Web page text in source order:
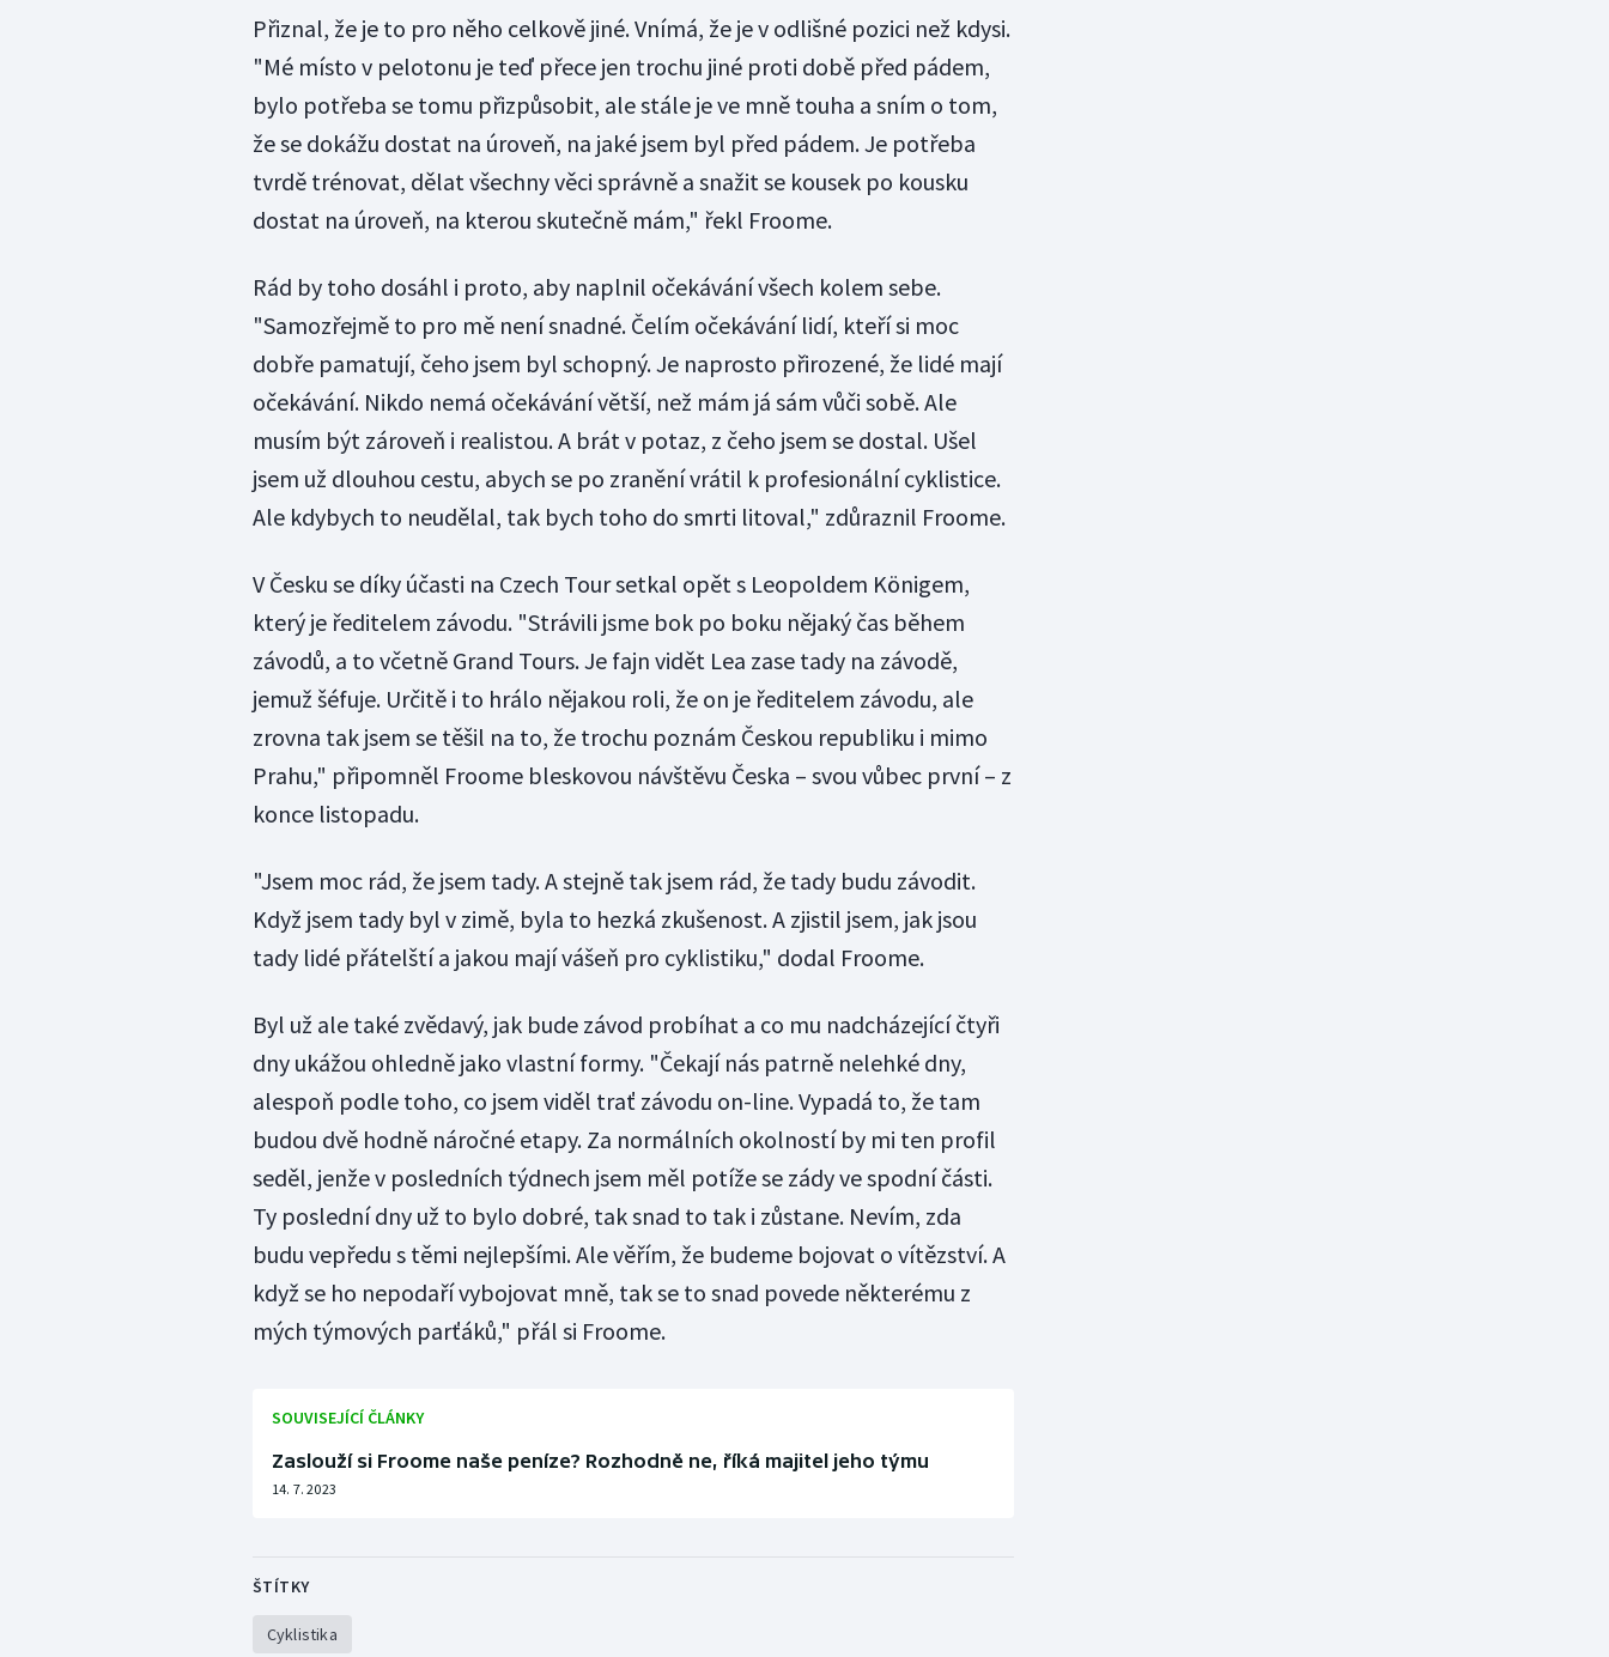
Přiznal, že je to pro něho celkově jiné. Vnímá, že je v odlišné pozici než kdysi.
"Mé místo v pelotonu je teď přece jen trochu jiné proti době před pádem,
bylo potřeba se tomu přizpůsobit, ale stále je ve mně touha a sním o tom,
že se dokážu dostat na úroveň, na jaké jsem byl před pádem. Je potřeba
tvrdě trénovat, dělat všechny věci správně a snažit se kousek po kousku
dostat na úroveň, na kterou skutečně mám," řekl Froome.
Rád by toho dosáhl i proto, aby naplnil očekávání všech kolem sebe.
"Samozřejmě to pro mě není snadné. Čelím očekávání lidí, kteří si moc
dobře pamatují, čeho jsem byl schopný. Je naprosto přirozené, že lidé mají
očekávání. Nikdo nemá očekávání větší, než mám já sám vůči sobě. Ale
musím být zároveň i realistou. A brát v potaz, z čeho jsem se dostal. Ušel
jsem už dlouhou cestu, abych se po zranění vrátil k profesionální cyklistice.
Ale kdybych to neudělal, tak bych toho do smrti litoval," zdůraznil Froome.
V Česku se díky účasti na Czech Tour setkal opět s Leopoldem Königem,
který je ředitelem závodu. "Strávili jsme bok po boku nějaký čas během
závodů, a to včetně Grand Tours. Je fajn vidět Lea zase tady na závodě,
jemuž šéfuje. Určitě i to hrálo nějakou roli, že on je ředitelem závodu, ale
zrovna tak jsem se těšil na to, že trochu poznám Českou republiku i mimo
Prahu," připomněl Froome bleskovou návštěvu Česka – svou vůbec první – z
konce listopadu.
"Jsem moc rád, že jsem tady. A stejně tak jsem rád, že tady budu závodit.
Když jsem tady byl v zimě, byla to hezká zkušenost. A zjistil jsem, jak jsou
tady lidé přátelští a jakou mají vášeň pro cyklistiku," dodal Froome.
Byl už ale také zvědavý, jak bude závod probíhat a co mu nadcházející čtyři
dny ukážou ohledně jako vlastní formy. "Čekají nás patrně nelehké dny,
alespoň podle toho, co jsem viděl trať závodu on-line. Vypadá to, že tam
budou dvě hodně náročné etapy. Za normálních okolností by mi ten profil
seděl, jenže v posledních týdnech jsem měl potíže se zády ve spodní části.
Ty poslední dny už to bylo dobré, tak snad to tak i zůstane. Nevím, zda
budu vepředu s těmi nejlepšími. Ale věřím, že budeme bojovat o vítězství. A
když se ho nepodaří vybojovat mně, tak se to snad povede některému z
mých týmových parťáků," přál si Froome.
SOUVISEJÍCÍ ČLÁNKY
Zaslouží si Froome naše peníze? Rozhodně ne, říká majitel jeho týmu
14. 7. 2023
ŠTÍTKY
Cyklistika